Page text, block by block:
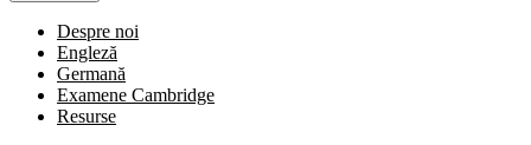
Despre noi
Engleză
Germană
Examene Cambridge
Resurse